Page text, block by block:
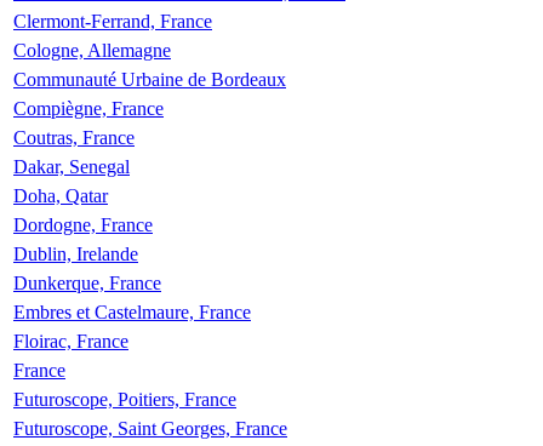
Clermont-Ferrand, France
Cologne, Allemagne
Communauté Urbaine de Bordeaux
Compiègne, France
Coutras, France
Dakar, Senegal
Doha, Qatar
Dordogne, France
Dublin, Irelande
Dunkerque, France
Embres et Castelmaure, France
Floirac, France
France
Futuroscope, Poitiers, France
Futuroscope, Saint Georges, France